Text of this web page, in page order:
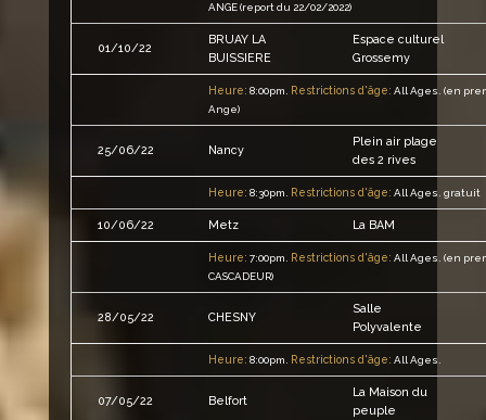
ANGE (report du 22/02/2022)
01/10/22
BRUAY LA
BUISSIERE
Espace culturel
Grossemy
Heure: 8:00pm. Restrictions d'âge: All Ages. (en
Ange)
25/06/22 Nancy
Plein air plage
des 2 rives
Heure: 8:30pm. Restrictions d'âge: All Ages. gratuit
10/06/22 Metz La BAM
Heure: 7:00pm. Restrictions d'âge: All Ages. (en
CASCADEUR)
28/05/22 CHESNY
Salle
Polyvalente
Heure: 8:00pm. Restrictions d'âge: All Ages.
07/05/22 Belfort
La Maison du
peuple